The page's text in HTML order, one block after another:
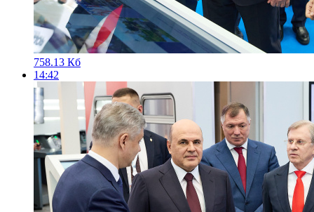
758.13 Кб
14:42